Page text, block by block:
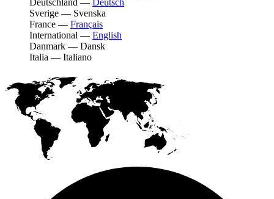
Sverige — Svenska
France — Français
International — English
Danmark — Dansk
Italia — Italiano